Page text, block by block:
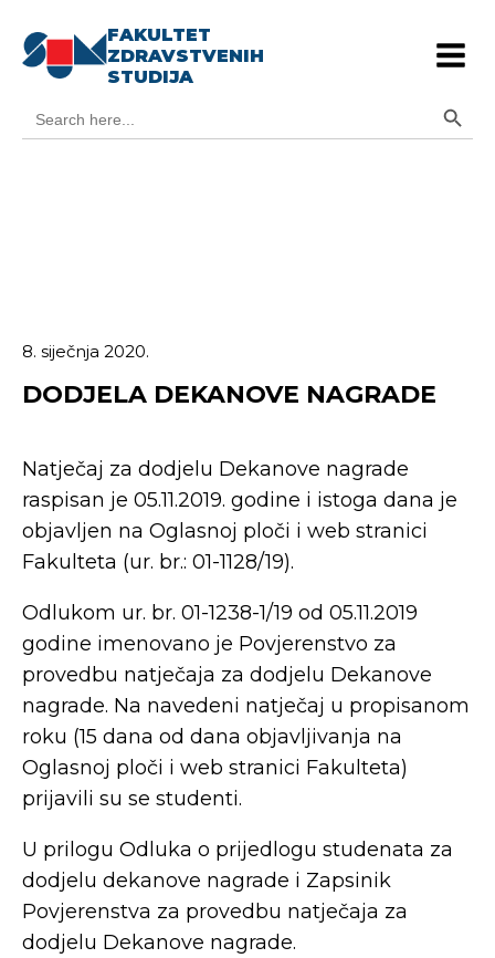
FAKULTET
ZDRAVSTVENIH
STUDIJA
for:
8. siječnja 2020.
DODJELA DEKANOVE NAGRADE
Natječaj za dodjelu Dekanove nagrade
raspisan je 05.11.2019. godine i istoga dana je
objavljen na Oglasnoj ploči i web stranici
Fakulteta (ur. br.: 01-1128/19).
Odlukom ur. br. 01-1238-1/19 od 05.11.2019
godine imenovano je Povjerenstvo za
provedbu natječaja za dodjelu Dekanove
nagrade. Na navedeni natječaj u propisanom
roku (15 dana od dana objavljivanja na
Oglasnoj ploči i web stranici Fakulteta)
prijavili su se studenti.
U prilogu Odluka o prijedlogu studenata za
dodjelu dekanove nagrade i Zapsinik
Povjerenstva za provedbu natječaja za
dodjelu Dekanove nagrade.